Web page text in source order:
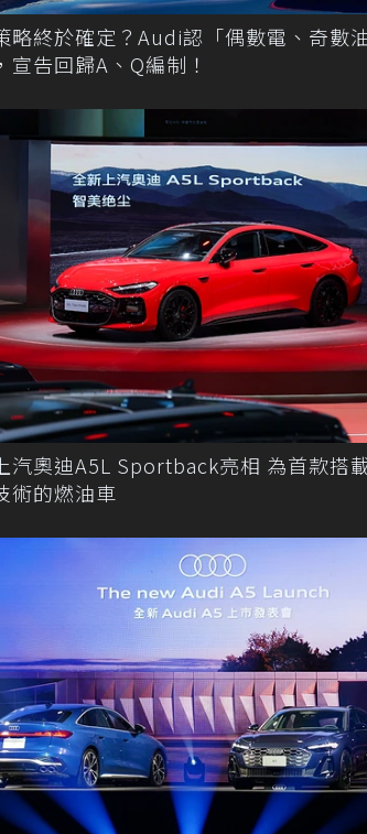
略終於確定？Audi認「偶數電、奇數
宣告回歸A、Q編制！
汽奧迪A5L Sportback亮相 為首款搭
術的燃油車